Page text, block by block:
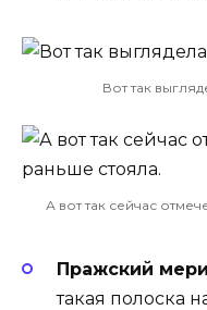
Вот так
А вот так сейчас
Пражский
такая полоска